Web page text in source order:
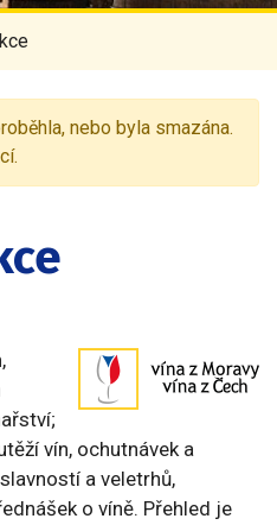
nebo byla smazána.
vín, ochutnávek a
a veletrhů,
o víně. Přehled je